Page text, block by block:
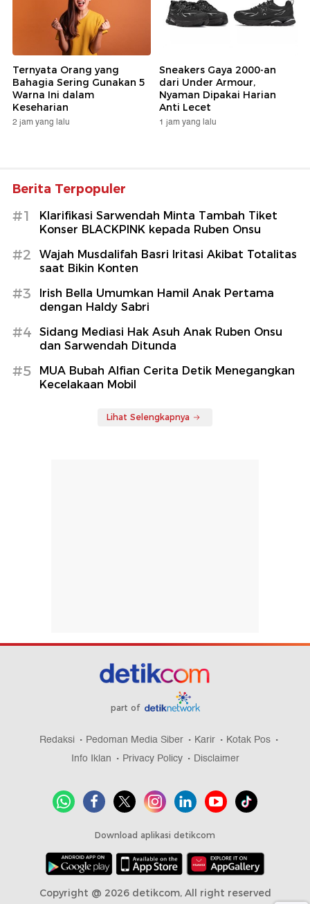
Ternyata Orang yang
Bahagia Sering Gunakan 5
Warna Ini dalam
Keseharian
2 jam yang lalu
Sneakers Gaya 2000-an
dari Under Armour,
Nyaman Dipakai Harian
Anti Lecet
1 jam yang lalu
Berita Terpopuler
#1
Klarifikasi Sarwendah Minta Tambah Tiket
Konser BLACKPINK kepada Ruben Onsu
#2
Wajah Musdalifah Basri Iritasi Akibat Totalitas
saat Bikin Konten
#3
Irish Bella Umumkan Hamil Anak Pertama
dengan Haldy Sabri
#4
Sidang Mediasi Hak Asuh Anak Ruben Onsu
dan Sarwendah Ditunda
#5
MUA Bubah Alfian Cerita Detik Menegangkan
Kecelakaan Mobil
Lihat Selengkapnya
part of
Redaksi Pedoman Media Siber Karir
Kotak Pos
Info Iklan
Privacy Policy Disclaimer
Download aplikasi detikcom
Copyright @ 2026 detikcom, All right reserved